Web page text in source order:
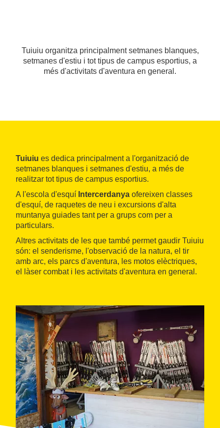
Tuiuiu organitza principalment setmanes blanques,
setmanes d'estiu i tot tipus de campus esportius, a
més d'activitats d'aventura en general.
Tuiuiu es dedica principalment a l'organització de
setmanes blanques i setmanes d'estiu, a més de
realitzar tot tipus de campus esportius.
A l'escola d'esquí Intercerdanya ofereixen classes
d'esquí, de raquetes de neu i excursions d'alta
muntanya guiades tant per a grups com per a
particulars.
Altres activitats de les que també permet gaudir Tuiuiu
són: el senderisme, l'observació de la natura, el tir
amb arc, els parcs d'aventura, les motos elèctriques,
el làser combat i les activitats d'aventura en general.